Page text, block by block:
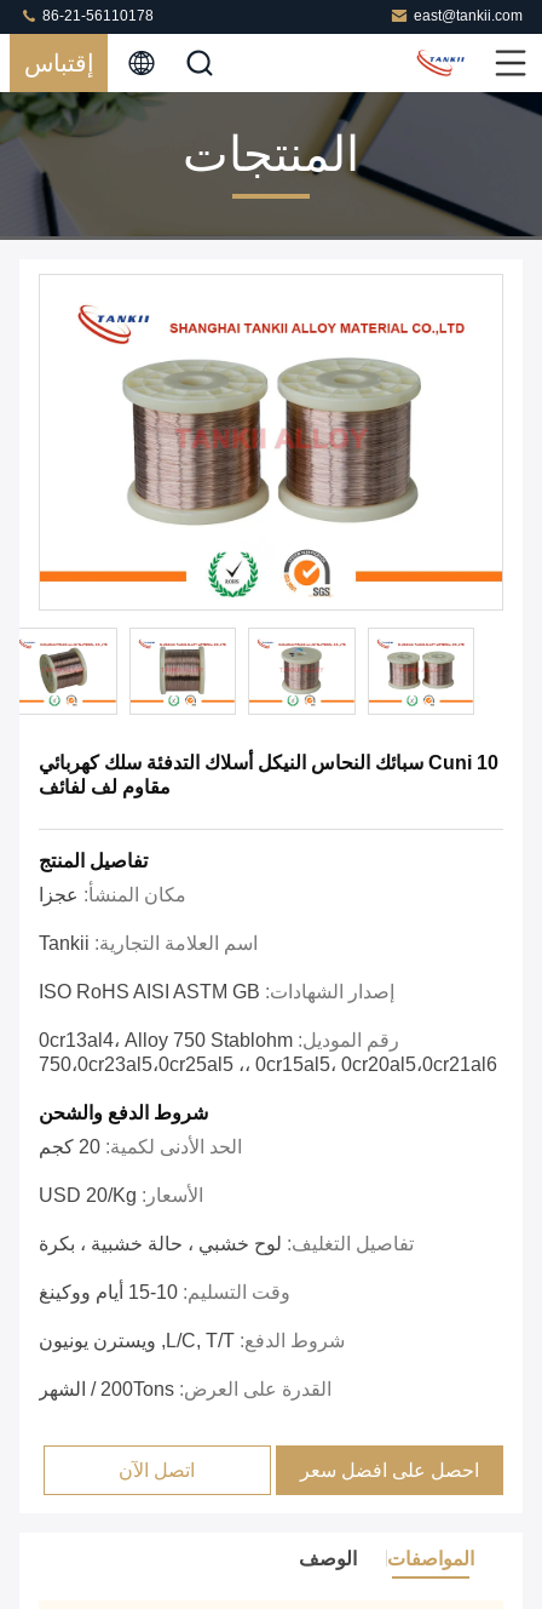
east@tankii.com
86-21-56110178
إقتباس
المنتجات
Cuni 10 سبائك النحاس النيكل أسلاك التدفئة سلك كهربائي
مقاوم لف لفائف
تفاصيل المنتج
مكان المنشأ: عجزا
اسم العلامة التجارية: Tankii
إصدار الشهادات: ISO RoHS AISI ASTM GB
رقم الموديل: 0cr13al4، Alloy 750 Stablohm
750،0cr23al5،0cr25al5 ،، 0cr15al5، 0cr20al5،0cr21al6
شروط الدفع والشحن
الحد الأدنى لكمية: 20 كجم
الأسعار: USD 20/Kg
تفاصيل التغليف: لوح خشبي ، حالة خشبية ، بكرة
وقت التسليم: 10-15 أيام ووكينغ
شروط الدفع: L/C, T/T, ويسترن يونيون
القدرة على العرض: 200Tons / الشهر
احصل على افضل سعر اتصل الآن
المواصفات الوصف